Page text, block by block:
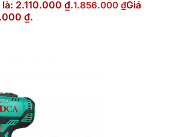
là: 2.110.000 ₫.1.856.000 ₫Giá
₫.